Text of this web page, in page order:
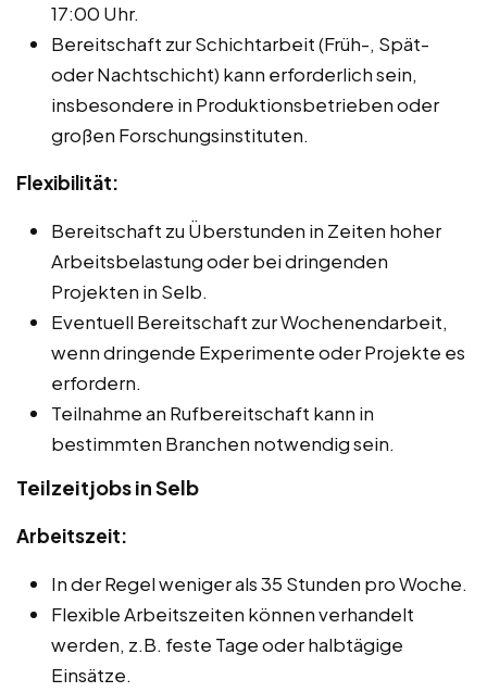
17:00 Uhr.
Bereitschaft zur Schichtarbeit (Früh-, Spät-
oder Nachtschicht) kann erforderlich sein,
insbesondere in Produktionsbetrieben oder
großen Forschungsinstituten.
Flexibilität:
Bereitschaft zu Überstunden in Zeiten hoher
Arbeitsbelastung oder bei dringenden
Projekten in Selb.
Eventuell Bereitschaft zur Wochenendarbeit,
wenn dringende Experimente oder Projekte es
erfordern.
Teilnahme an Rufbereitschaft kann in
bestimmten Branchen notwendig sein.
Teilzeitjobs in Selb
Arbeitszeit:
In der Regel weniger als 35 Stunden pro Woche.
Flexible Arbeitszeiten können verhandelt
werden, z.B. feste Tage oder halbtägige
Einsätze.